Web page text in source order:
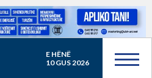
E HËNË
10 GUS 2026